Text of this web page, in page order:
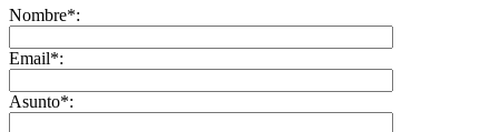
Nombre*:
Email*:
Asunto*: